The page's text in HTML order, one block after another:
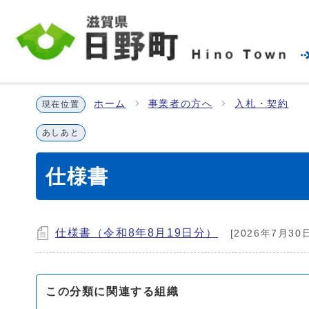
現在位置 ホーム 事業者の方へ 入札・契約
あしあと
仕様書
仕様書（令和8年8月19日分） [2026年7月30
この分類に関連する組織